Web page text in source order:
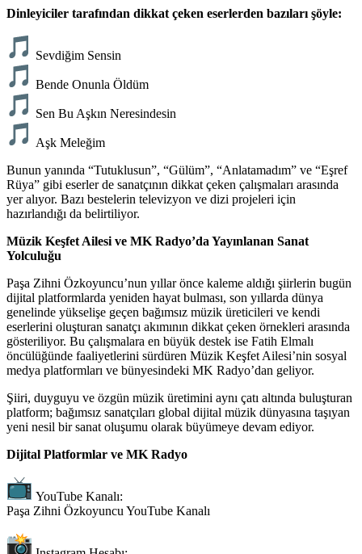
Dinleyiciler tarafından dikkat çeken eserlerden bazıları şöyle:
Sevdiğim Sensin
Bende Onunla Öldüm
Sen Bu Aşkın Neresindesin
Aşk Meleğim
Bunun yanında “Tutuklusun”, “Gülüm”, “Anlatamadım” ve “Eşref
Rüya” gibi eserler de sanatçının dikkat çeken çalışmaları arasında
yer alıyor. Bazı bestelerin televizyon ve dizi projeleri için
hazırlandığı da belirtiliyor.
Müzik Keşfet Ailesi ve MK Radyo’da Yayınlanan Sanat
Yolculuğu
Paşa Zihni Özkoyuncu’nun yıllar önce kaleme aldığı şiirlerin bugün
dijital platformlarda yeniden hayat bulması, son yıllarda dünya
genelinde yükselişe geçen bağımsız müzik üreticileri ve kendi
eserlerini oluşturan sanatçı akımının dikkat çeken örnekleri arasında
gösteriliyor. Bu çalışmalara en büyük destek ise Fatih Elmalı
öncülüğünde faaliyetlerini sürdüren Müzik Keşfet Ailesi’nin sosyal
medya platformları ve bünyesindeki MK Radyo’dan geliyor.
Şiiri, duyguyu ve özgün müzik üretimini aynı çatı altında buluşturan
platform; bağımsız sanatçıları global dijital müzik dünyasına taşıyan
yeni nesil bir sanat oluşumu olarak büyümeye devam ediyor.
Dijital Platformlar ve MK Radyo
YouTube Kanalı:
Paşa Zihni Özkoyuncu YouTube Kanalı